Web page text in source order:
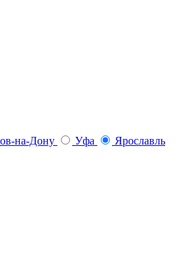
на-Дону Уфа Ярославль